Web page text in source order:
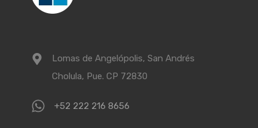
Lomas de Angelópolis, San Andrés
Cholula, Pue. CP 72830
+52 222 216 8656